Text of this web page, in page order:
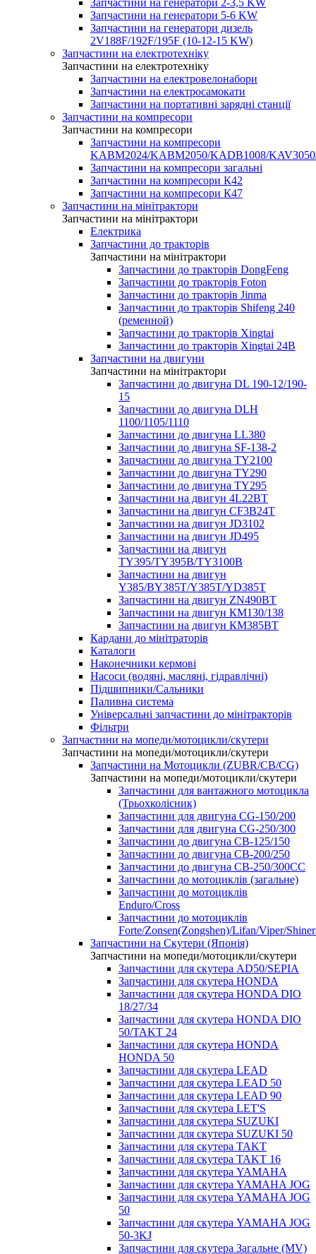
Запчастини на генератори 2-3,5 KW
Запчастини на генератори 5-6 KW
Запчастини на генератори дизель
2V188F/192F/195F (10-12-15 KW)
Запчастини на електротехніку
Запчастини на електротехніку
Запчастини на електровелонабори
Запчастини на електросамокати
Запчастини на портативні зарядні станції
Запчастини на компресори
Запчастини на компресори
Запчастини на компресори
KABM2024/KABM2050/KADB1008/
Запчастини на компресори загальні
Запчастини на компресори К42
Запчастини на компресори К47
Запчастини на мінітрактори
Запчастини на мінітрактори
Електрика
Запчастини до тракторів
Запчастини на мінітрактори
Запчастини до тракторів DongFeng
Запчастини до тракторів Foton
Запчастини до тракторів Jinma
Запчастини до тракторів Shifeng 240
(ременной)
Запчастини до тракторів Xingtai
Запчастини до тракторів Xingtai 24В
Запчастини на двигуни
Запчастини на мінітрактори
Запчастини до двигуна DL 190-12/190-
15
Запчастини до двигуна DLH
1100/1105/1110
Запчастини до двигуна LL380
Запчастини до двигуна SF-138-2
Запчастини до двигуна TY2100
Запчастини до двигуна TY290
Запчастини до двигуна TY295
Запчастини на двигун 4L22BT
Запчастини на двигун CF3B24T
Запчастини на двигун JD3102
Запчастини на двигун JD495
Запчастини на двигун
TY395/TY395В/TY3100В
Запчастини на двигун
Y385/BY385T/Y385T/YD385T
Запчастини на двигун ZN490BT
Запчастини на двигун КМ130/138
Запчастини на двигун КМ385ВТ
Кардани до мінітраторів
Каталоги
Наконечники кермові
Насоси (водяні, масляні, гідравлічні)
Підшипники/Сальники
Паливна система
Універсальні запчастини до мінітракторів
Фільтри
Запчастини на мопеди/мотоцикли/скутери
Запчастини на мопеди/мотоцикли/скутери
Запчастини на Мотоцикли (ZUBR/CB/CG)
Запчастини на мопеди/мотоцикли/скутери
Запчастини для вантажного мотоцикла
(Трьохколісник)
Запчастини для двигуна CG-150/200
Запчастини для двигуна CG-250/300
Запчастини до двигуна CB-125/150
Запчастини до двигуна CB-200/250
Запчастини до двигуна CB-250/300СС
Запчастини до мотоциклів (загальне)
Запчастини до мотоциклів
Enduro/Cross
Запчастини до мотоциклів
Forte/Zonsen(Zongshen)/Lifan/Viper/
Запчастини на Скутери (Японія)
Запчастини на мопеди/мотоцикли/скутери
Запчастини для скутера AD50/SEPIA
Запчастини для скутера HONDA
Запчастини для скутера HONDA DIO
18/27/34
Запчастини для скутера HONDA DIO
50/TAKT 24
Запчастини для скутера HONDA
HONDA 50
Запчастини для скутера LEAD
Запчастини для скутера LEAD 50
Запчастини для скутера LEAD 90
Запчастини для скутера LET'S
Запчастини для скутера SUZUKI
Запчастини для скутера SUZUKI 50
Запчастини для скутера TAKT
Запчастини для скутера TAKT 16
Запчастини для скутера YAMAHA
Запчастини для скутера YAMAHA JOG
Запчастини для скутера YAMAHA JOG
50
Запчастини для скутера YAMAHA JOG
50-3KJ
Запчастини для скутера Загальне (MV)